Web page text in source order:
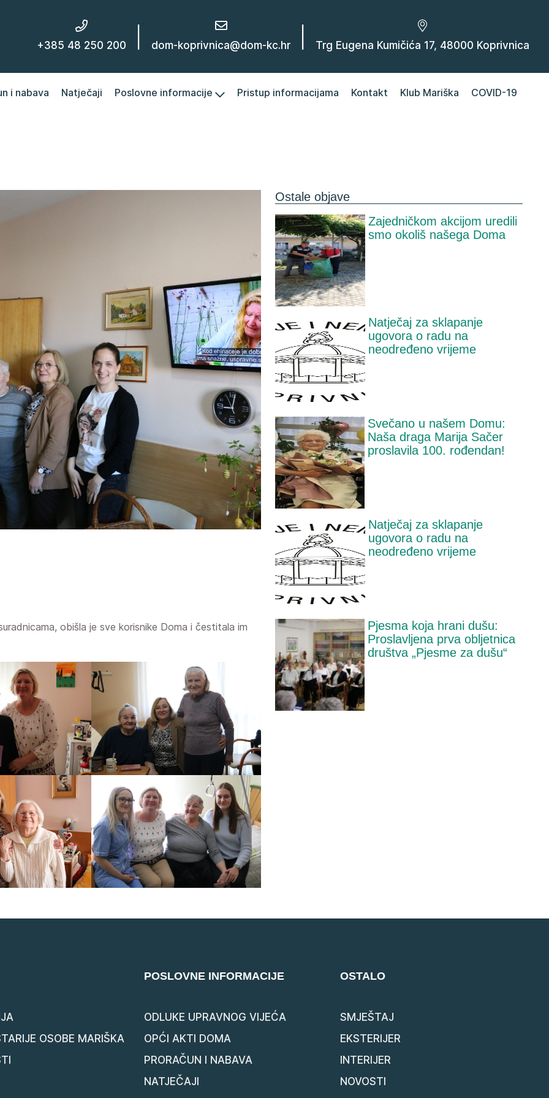
+385 48 250 200 dom-koprivnica@dom-kc.hr Trg Eugena Kumičića 17, 48000 Koprivnica
i nabava Natječaji Poslovne informacije Pristup informacijama Kontakt Klub Mariška COVID-19
obišla je sve korisnike Doma i čestitala im
Ostale objave
Zajedničkom akcijom uredili
smo okoliš našega Doma
Natječaj za sklapanje
ugovora o radu na
neodređeno vrijeme
Svečano u našem Domu:
Naša draga Marija Sačer
proslavila 100. rođendan!
Natječaj za sklapanje
ugovora o radu na
neodređeno vrijeme
Pjesma koja hrani dušu:
Proslavljena prva obljetnica
društva „Pjesme za dušu“
OSOBE MARIŠKA
POSLOVNE INFORMACIJE
ODLUKE UPRAVNOG VIJEĆA
OPĆI AKTI DOMA
PRORAČUN I NABAVA
NATJEČAJI
OSTALO
SMJEŠTAJ
EKSTERIJER
INTERIJER
NOVOSTI